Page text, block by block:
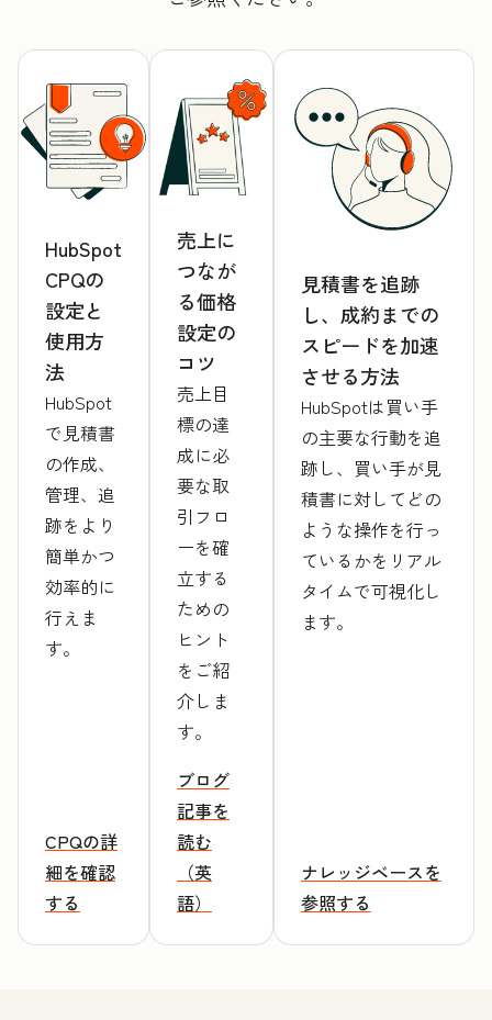
HubSpot
CPQの
設定と
使用方
法
HubSpot
で見積書
の作成、
管理、追
跡をより
簡単かつ
効率的に
行えま
す。
CPQの詳
細を確認
する
売上に
つなが
る価格
設定の
コツ
売上目
標の達
成に必
要な取
引フロ
ーを確
立する
ための
ヒント
をご紹
介しま
す。
ブログ
記事を
読む
（英
語）
見積書を追跡
し、成約までの
スピードを加速
させる方法
HubSpotは買い手
の主要な行動を追
跡し、買い手が見
積書に対してどの
ような操作を行っ
ているかをリアル
タイムで可視化し
ます。
ナレッジベースを
参照する